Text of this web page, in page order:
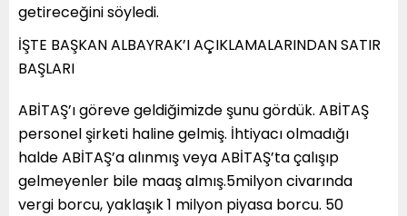
getireceğini söyledi.
İŞTE BAŞKAN ALBAYRAK’I AÇIKLAMALARINDAN SATIR
BAŞLARI
ABİTAŞ’ı göreve geldiğimizde şunu gördük. ABİTAŞ
personel şirketi haline gelmiş. İhtiyacı olmadığı
halde ABİTAŞ’a alınmış veya ABİTAŞ’ta çalışıp
gelmeyenler bile maaş almış.5milyon civarında
vergi borcu, yaklaşık 1 milyon piyasa borcu. 50